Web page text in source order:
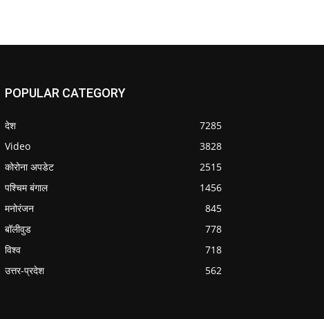
POPULAR CATEGORY
देश
7285
Video
3828
कोरोना अपडेट
2515
पश्चिम बंगाल
1456
मनोरंजन
845
बॉलीवुड
778
विश्व
718
उत्तर-प्रदेश
562